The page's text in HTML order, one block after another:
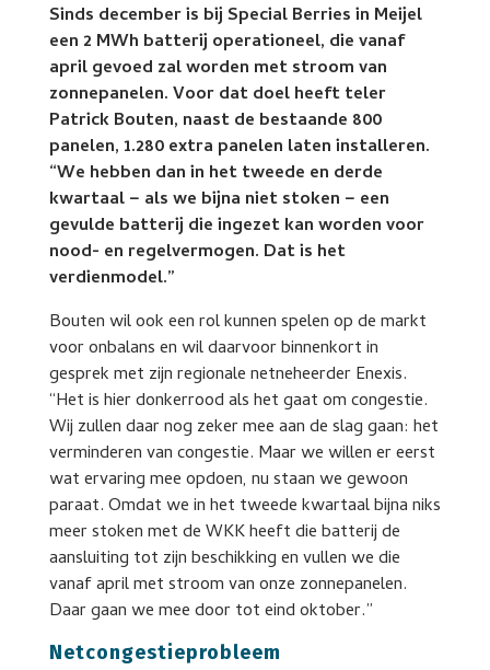
Sinds december is bij Special Berries in Meijel
een 2 MWh batterij operationeel, die vanaf
april gevoed zal worden met stroom van
zonnepanelen. Voor dat doel heeft teler
Patrick Bouten, naast de bestaande 800
panelen, 1.280 extra panelen laten installeren.
“We hebben dan in het tweede en derde
kwartaal − als we bijna niet stoken − een
gevulde batterij die ingezet kan worden voor
nood- en regelvermogen. Dat is het
verdienmodel.”
Bouten wil ook een rol kunnen spelen op de markt
voor onbalans en wil daarvoor binnenkort in
gesprek met zijn regionale netneheerder Enexis.
“Het is hier donkerrood als het gaat om congestie.
Wij zullen daar nog zeker mee aan de slag gaan: het
verminderen van congestie. Maar we willen er eerst
wat ervaring mee opdoen, nu staan we gewoon
paraat. Omdat we in het tweede kwartaal bijna niks
meer stoken met de WKK heeft die batterij de
aansluiting tot zijn beschikking en vullen we die
vanaf april met stroom van onze zonnepanelen.
Daar gaan we mee door tot eind oktober.”
Netcongestieprobleem